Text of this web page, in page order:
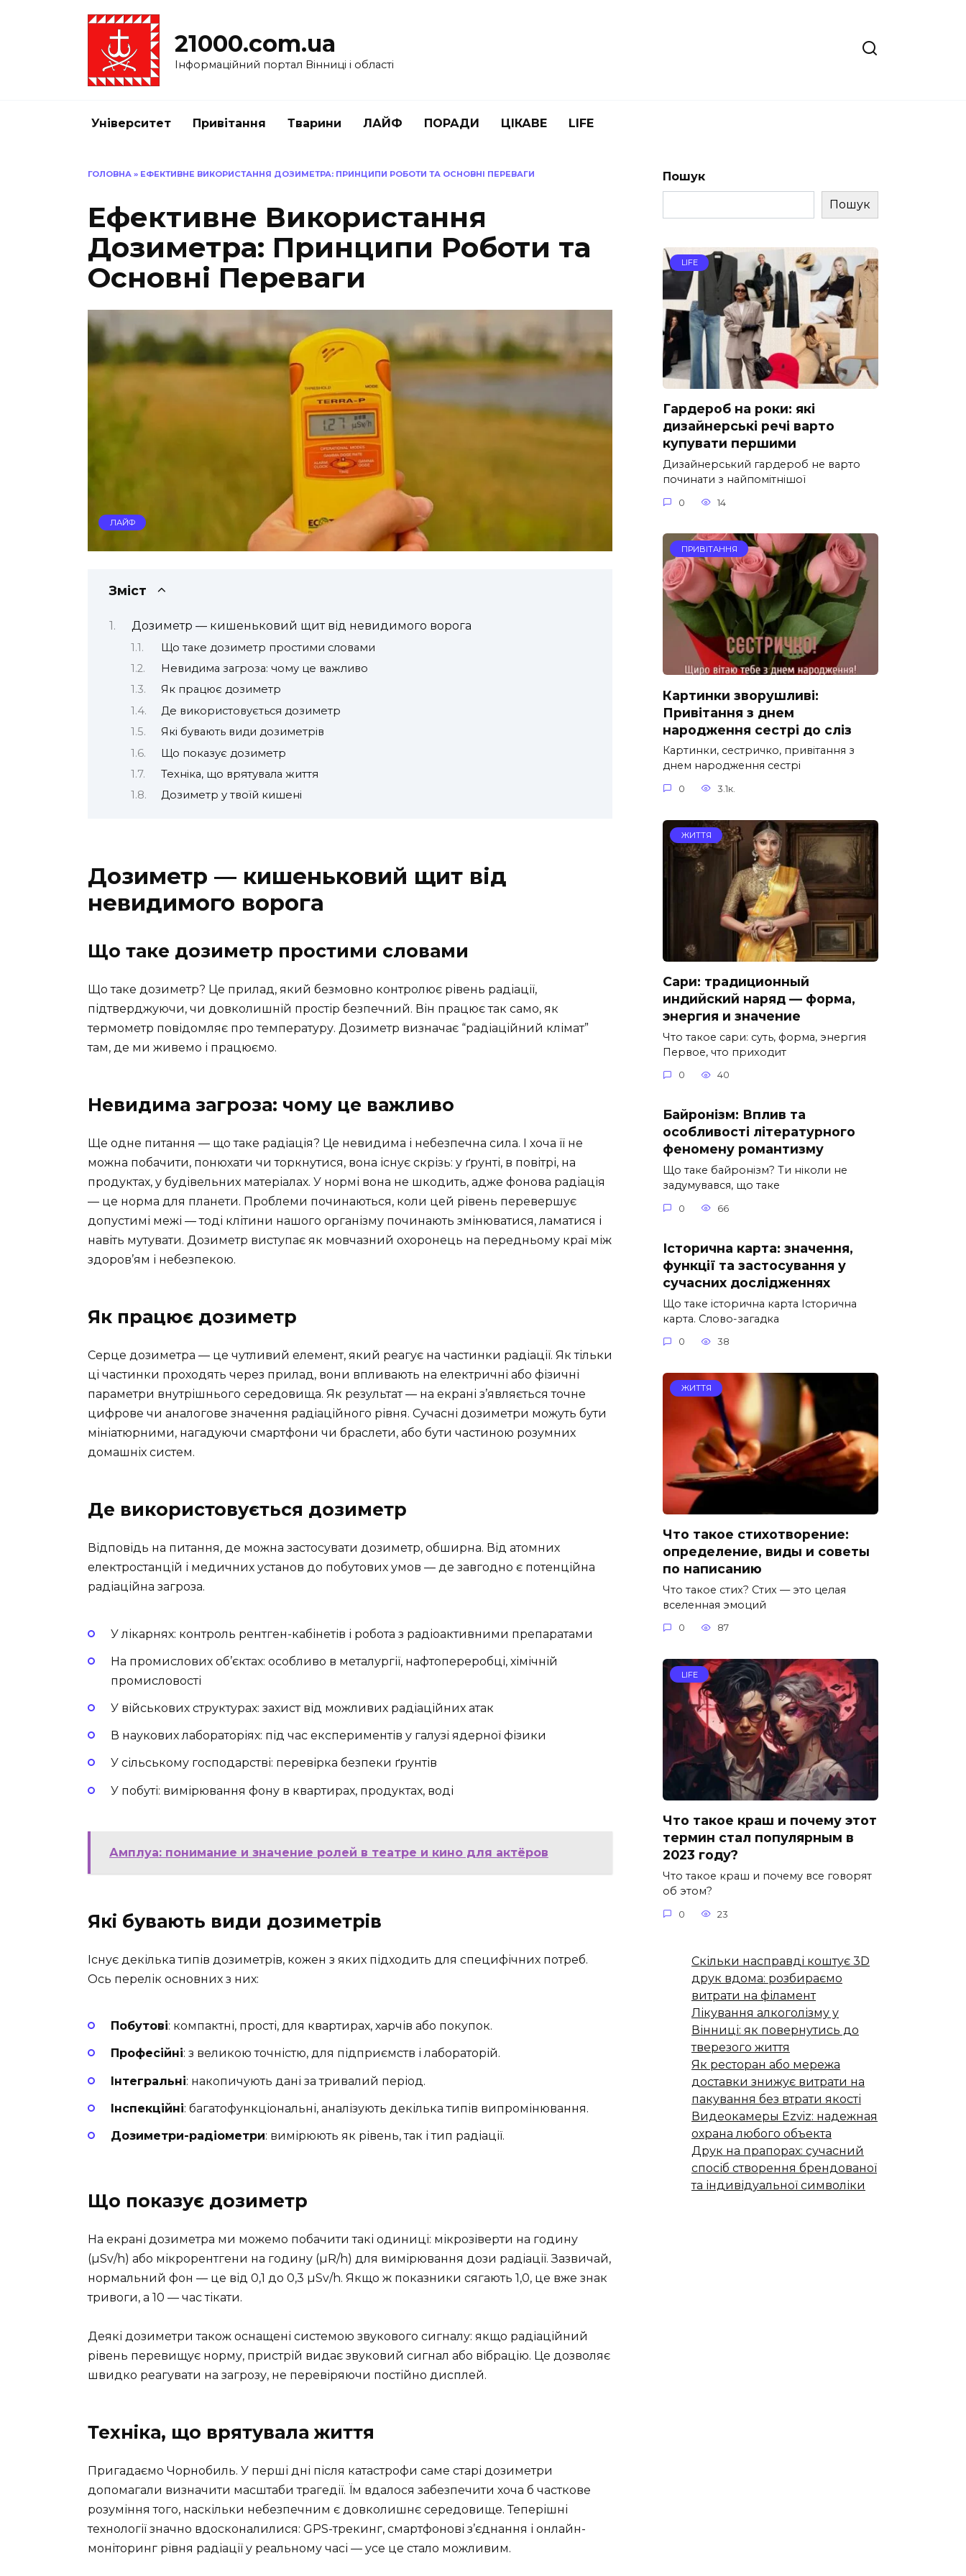
21000.com.ua
Інформаційний портал Вінниці і області
Університет Привітання Тварини ЛАЙФ ПОРАДИ ЦІКАВЕ LIFE
ГОЛОВНА » ЕФЕКТИВНЕ ВИКОРИСТАННЯ ДОЗИМЕТРА: ПРИНЦИПИ РОБОТИ ТА ОСНОВНІ ПЕРЕВАГИ
Ефективне Використання
Дозиметра: Принципи Роботи та
Основні Переваги
ЛАЙФ
Зміст
Дозиметр — кишеньковий щит від невидимого ворога
Що таке дозиметр простими словами
Невидима загроза: чому це важливо
Як працює дозиметр
Де використовується дозиметр
Які бувають види дозиметрів
Що показує дозиметр
Техніка, що врятувала життя
Дозиметр у твоїй кишені
Дозиметр — кишеньковий щит від
невидимого ворога
Що таке дозиметр простими словами
Що таке дозиметр? Це прилад, який безмовно контролює рівень радіації,
підтверджуючи, чи довколишній простір безпечний. Він працює так само, як
термометр повідомляє про температуру. Дозиметр визначає “радіаційний клімат”
там, де ми живемо і працюємо.
Невидима загроза: чому це важливо
Ще одне питання — що таке радіація? Це невидима і небезпечна сила. І хоча її не
можна побачити, понюхати чи торкнутися, вона існує скрізь: у ґрунті, в повітрі, на
продуктах, у будівельних матеріалах. У нормі вона не шкодить, адже фонова радіація
— це норма для планети. Проблеми починаються, коли цей рівень перевершує
допустимі межі — тоді клітини нашого організму починають змінюватися, ламатися і
навіть мутувати. Дозиметр виступає як мовчазний охоронець на передньому краї між
здоров’ям і небезпекою.
Як працює дозиметр
Серце дозиметра — це чутливий елемент, який реагує на частинки радіації. Як тільки
ці частинки проходять через прилад, вони впливають на електричні або фізичні
параметри внутрішнього середовища. Як результат — на екрані з’являється точне
цифрове чи аналогове значення радіаційного рівня. Сучасні дозиметри можуть бути
мініатюрними, нагадуючи смартфони чи браслети, або бути частиною розумних
домашніх систем.
Де використовується дозиметр
Відповідь на питання, де можна застосувати дозиметр, обширна. Від атомних
електростанцій і медичних установ до побутових умов — де завгодно є потенційна
радіаційна загроза.
У лікарнях: контроль рентген-кабінетів і робота з радіоактивними препаратами
На промислових об’єктах: особливо в металургії, нафтопереробці, хімічній
промисловості
У військових структурах: захист від можливих радіаційних атак
В наукових лабораторіях: під час експериментів у галузі ядерної фізики
У сільському господарстві: перевірка безпеки ґрунтів
У побуті: вимірювання фону в квартирах, продуктах, воді
Амплуа: понимание и значение ролей в театре и кино для актёров
Які бувають види дозиметрів
Існує декілька типів дозиметрів, кожен з яких підходить для специфічних потреб.
Ось перелік основних з них:
Побутові: компактні, прості, для квартирах, харчів або покупок.
Професійні: з великою точністю, для підприємств і лабораторій.
Інтегральні: накопичують дані за тривалий період.
Інспекційні: багатофункціональні, аналізують декілька типів випромінювання.
Дозиметри-радіометри: вимірюють як рівень, так і тип радіації.
Що показує дозиметр
На екрані дозиметра ми можемо побачити такі одиниці: мікрозіверти на годину
(µSv/h) або мікрорентгени на годину (µR/h) для вимірювання дози радіації. Зазвичай,
нормальний фон — це від 0,1 до 0,3 µSv/h. Якщо ж показники сягають 1,0, це вже знак
тривоги, а 10 — час тікати.
Деякі дозиметри також оснащені системою звукового сигналу: якщо радіаційний
рівень перевищує норму, пристрій видає звуковий сигнал або вібрацію. Це дозволяє
швидко реагувати на загрозу, не перевіряючи постійно дисплей.
Техніка, що врятувала життя
Пригадаємо Чорнобиль. У перші дні після катастрофи саме старі дозиметри
допомагали визначити масштаби трагедії. Їм вдалося забезпечити хоча б часткове
розуміння того, наскільки небезпечним є довколишнє середовище. Теперішні
технології значно вдосконалилися: GPS-трекинг, смартфонові з’єднання і онлайн-
моніторинг рівня радіації у реальному часі — усе це стало можливим.
Пошук
Пошук
LIFE
Гардероб на роки: які
дизайнерські речі варто
купувати першими
Дизайнерський гардероб не варто
починати з найпомітнішої
0 14
ПРИВІТАННЯ
Картинки зворушливі:
Привітання з днем
народження сестрі до сліз
Картинки, сестричко, привітання з
днем народження сестрі
0 3.1к.
ЖИТТЯ
Сари: традиционный
индийский наряд — форма,
энергия и значение
Что такое сари: суть, форма, энергия
Первое, что приходит
0 40
Байронізм: Вплив та
особливості літературного
феномену романтизму
Що таке байронізм? Ти ніколи не
задумувався, що таке
0 66
Історична карта: значення,
функції та застосування у
сучасних дослідженнях
Що таке історична карта Історична
карта. Слово-загадка
0 38
ЖИТТЯ
Что такое стихотворение:
определение, виды и советы
по написанию
Что такое стих? Стих — это целая
вселенная эмоций
0 87
LIFE
Что такое краш и почему этот
термин стал популярным в
2023 году?
Что такое краш и почему все говорят
об этом?
0 23
Скільки насправді коштує 3D
друк вдома: розбираємо
витрати на філамент
Лікування алкоголізму у
Вінниці: як повернутись до
тверезого життя
Як ресторан або мережа
доставки знижує витрати на
пакування без втрати якості
Видеокамеры Ezviz: надежная
охрана любого объекта
Друк на прапорах: сучасний
спосіб створення брендованої
та індивідуальної символіки